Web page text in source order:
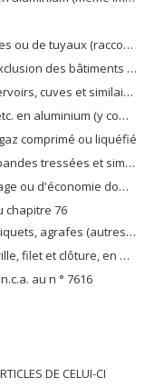
coudes, manchons, par exemple)
tours, mâts en treillis, etc.) plaques, tiges, profilés et tubes pour structures
à 300 l, même isolés, calorifugés, non munis d'un équipement mécanique et thermique
comprimés, liquéfiés, d'une capacité de 300 l ou moins, revêtus, isolés thermiquement ou non
comprimé ou liquéfié
(non isolés électriquement)
à récurer, gants et articles simil., appareils sanitaires et leurs parties
chapitre 76
écrous, crochets à vis, rivets, goupilles, chevilles, rondelles et articles similaires
et clôture, en fil d'aluminium
au n ° 7616
DE CELUI-CI